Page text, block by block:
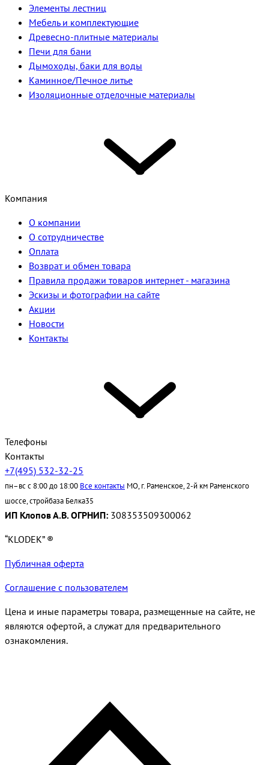
Элементы лестниц
Мебель и комплектующие
Древесно-плитные материалы
Печи для бани
Дымоходы, баки для воды
Каминное/Печное литье
Изоляционные отделочные материалы
Компания
О компании
О сотрудничестве
Оплата
Возврат и обмен товара
Правила продажи товаров интернет - магазина
Эскизы и фотографии на сайте
Акции
Новости
Контакты
Телефоны
Контакты
+7(495) 532-32-25
пн–вс с 8:00 до 18:00 Все контакты МО, г. Раменское, 2-й км Раменского
шоссе, стройбаза Белка35
ИП Клопов А.В. ОГРНИП: 308353509300062
“KLODEK” ®
Публичная оферта
Соглашение с пользователем
Цена и иные параметры товара, размещенные на сайте, не
являются офертой, а служат для предварительного
ознакомления.